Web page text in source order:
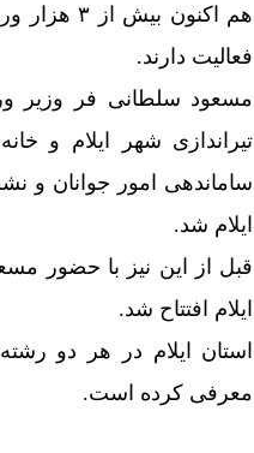
هم اکنون
فعالیت دارند.
تیراندازی شهر ایلام و
ساماندهی امور جوانان و
ایلام شد.
قبل از این نیز با حضور
ایلام افتتاح شد.
استان ایلام در هر دو
معرفی کرده است.